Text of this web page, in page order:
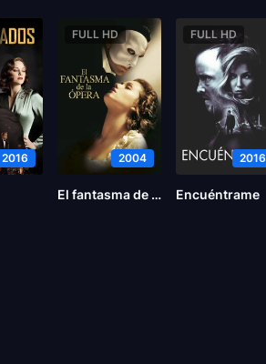
2016
FULL HD
2004
El fantasma de la ópera
FULL HD
2016
Encuéntrame